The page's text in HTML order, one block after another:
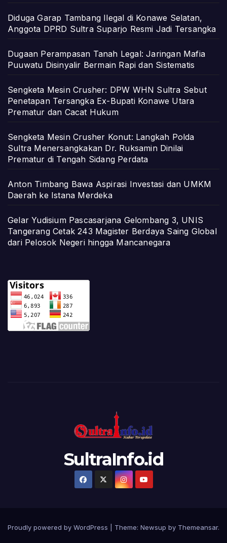
Diduga Garap Tambang Ilegal di Konawe Selatan,
Anggota DPRD Sultra Suparjo Resmi Jadi Tersangka
Dugaan Perampasan Tanah Legal: Jaringan Mafia
Puuwatu Disinyalir Bermain Rapi dan Sistematis
Sengketa Mesin Crusher: DPW WHN Sultra Sebut
Penetapan Tersangka Ex-Bupati Konawe Utara
Prematur dan Cacat Hukum
Sengketa Mesin Crusher Konut: Langkah Polda
Sultra Menersangkakan Dr. Ruksamin Dinilai
Prematur di Tengah Sidang Perdata
Anton Timbang Bawa Aspirasi Investasi dan UMKM
Daerah ke Istana Merdeka
Gelar Yudisium Pascasarjana Gelombang 3, UNIS
Tangerang Cetak 243 Magister Berdaya Saing Global
dari Pelosok Negeri hingga Mancanegara
SultraInfo.id
Proudly powered by WordPress Theme: Newsup by Themeansar.